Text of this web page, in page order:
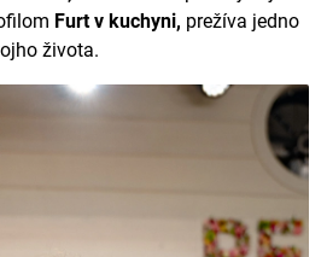
Furt v kuchyni, prežíva jedno
života.